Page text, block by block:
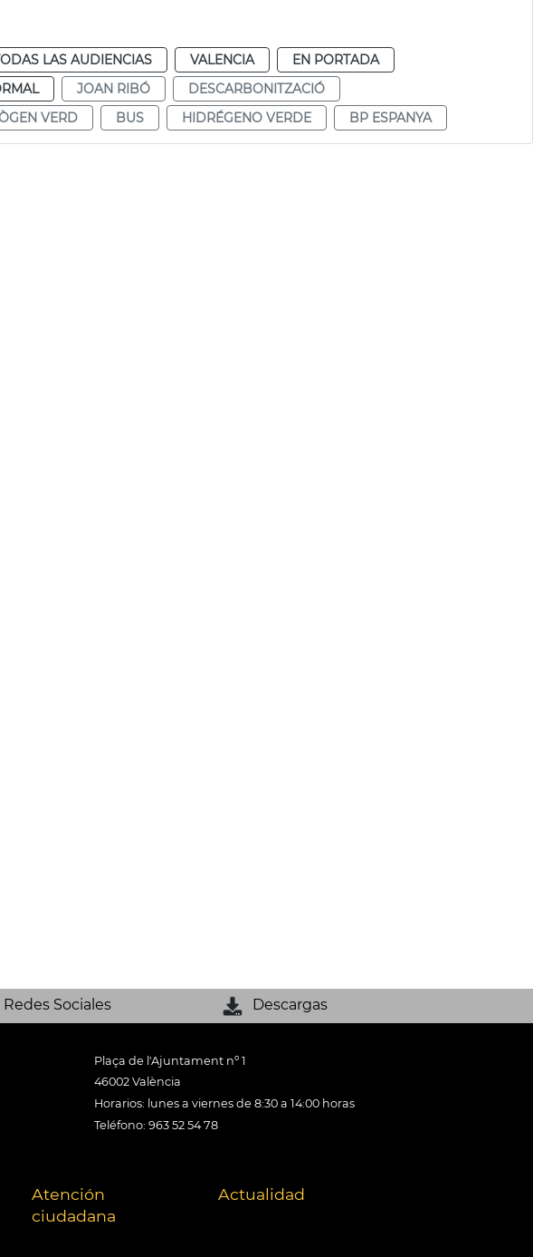
LAS AUDIENCIAS VALENCIA
EN PORTADA
JOAN RIBÓ
DESCARBONITZACIÓ
VERD BUS HIDRÉGENO VERDE BP ESPANYA
Redes Sociales Descargas
Plaça de l'Ajuntament nº 1
46002 València
Horarios: lunes a viernes de 8:30 a 14:00 horas
Teléfono: 963 52 54 78
Atención
ciudadana
Actualidad